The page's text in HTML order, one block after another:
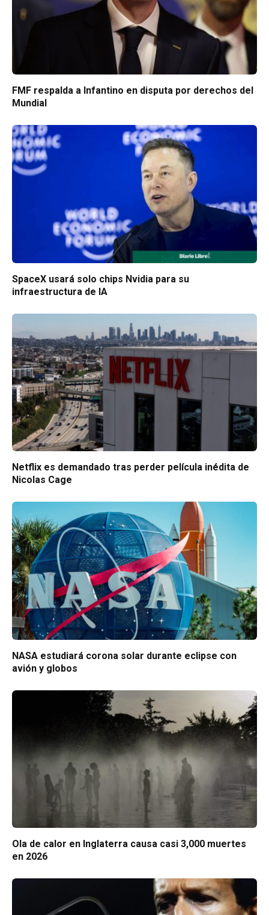
FMF respalda a Infantino en disputa por derechos del
Mundial
SpaceX usará solo chips Nvidia para su
infraestructura de IA
Netflix es demandado tras perder película inédita de
Nicolas Cage
NASA estudiará corona solar durante eclipse con
avión y globos
Ola de calor en Inglaterra causa casi 3,000 muertes
en 2026